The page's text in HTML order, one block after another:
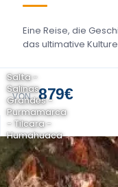
Eine Reise, die
das ultimative
VON 879€
Salta -
Salinas
Grandes -
Purmamarca
- Tilcara -
Humahuaca